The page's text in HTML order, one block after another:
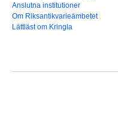
Anslutna institutioner
Om Riksantikvarieämbetet
Lättläst om Kringla